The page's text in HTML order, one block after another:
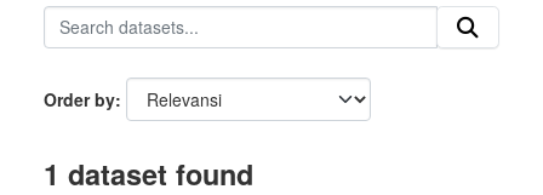
Order by
1 dataset found